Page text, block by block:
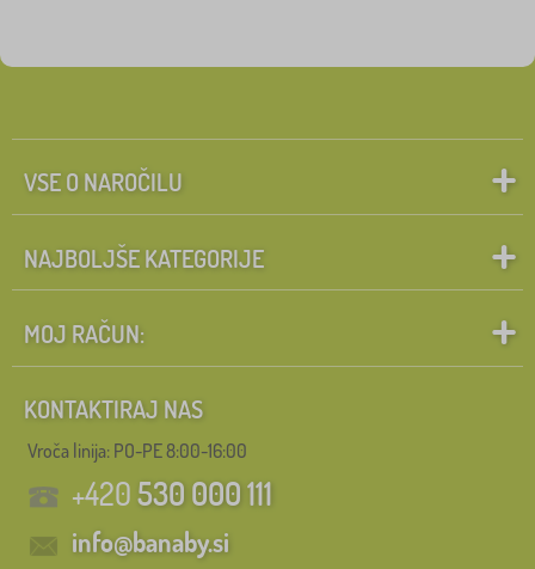
FILTRIRANJE
VSE O NAROČILU
NAJBOLJŠE KATEGORIJE
MOJ RAČUN:
KONTAKTIRAJ NAS
Vroča linija: PO-PE 8:00-16:00
+420530 000 111
info@banaby.si